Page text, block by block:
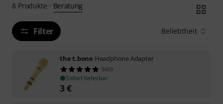
8 Produkte · Beratung
Filter Beliebtheit
the t.bone Headphone Adapter
5659
Sofort lieferbar
3€